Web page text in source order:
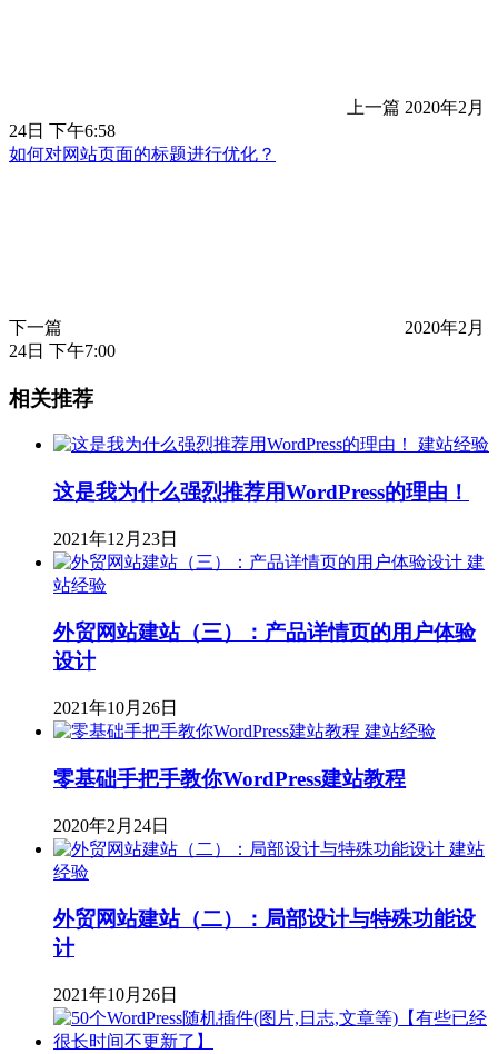
上一篇 2020年2月
24日 下午6:58
如何对网站页面的标题进行优化？
下一篇
2020年2月
24日 下午7:00
相关推荐
建站经验
这是我为什么强烈推荐用WordPress的理由！
2021年12月23日
建
站经验
外贸网站建站（三）：产品详情页的用户体验
设计
2021年10月26日
建站经验
零基础手把手教你WordPress建站教程
2020年2月24日
建站
经验
外贸网站建站（二）：局部设计与特殊功能设
计
2021年10月26日